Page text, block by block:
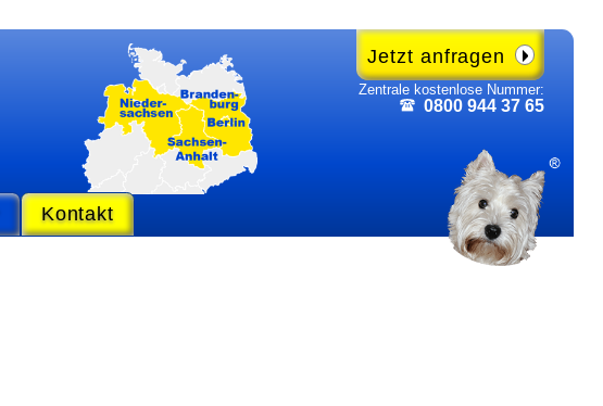
Zentrale kosten­lose Nummer:
0800 944 37 65
Jetzt anfragen
Kontakt